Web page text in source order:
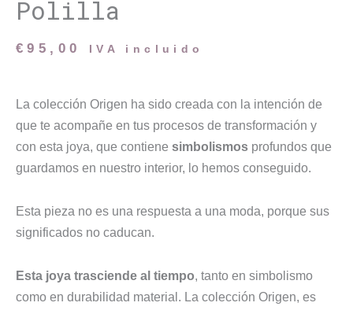
Polilla
€95,00 IVA incluido
La colección Origen ha sido creada con la intención de
que te acompañe en tus procesos de transformación y
con esta joya, que contiene simbolismos profundos que
guardamos en nuestro interior, lo hemos conseguido.
Esta pieza no es una respuesta a una moda, porque sus
significados no caducan.
Esta joya trasciende al tiempo, tanto en simbolismo
como en durabilidad material. La colección Origen, es